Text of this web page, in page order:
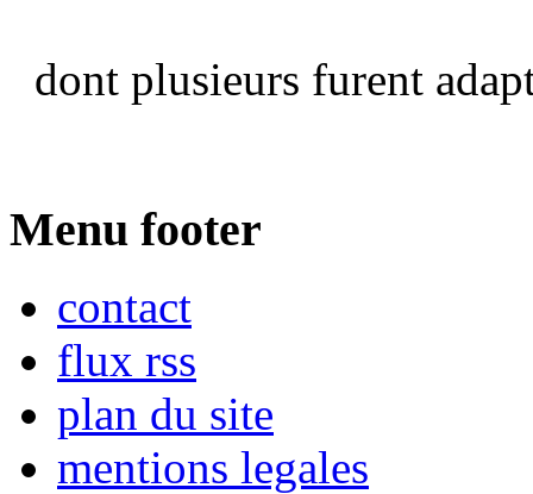
dont plusieurs furent
Menu footer
contact
flux rss
plan du site
mentions legales